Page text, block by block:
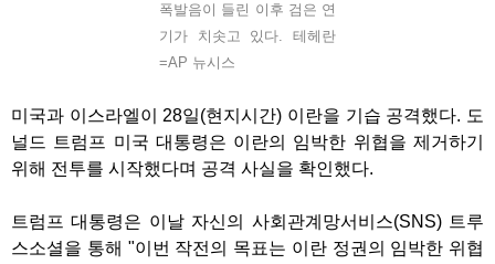
폭발음이 들린 이후 검은 연
기가 치솟고 있다. 테헤란
=AP 뉴시스
미국과 이스라엘이 28일(현지시간) 이란을 기습 공격했다. 도
널드 트럼프 미국 대통령은 이란의 임박한 위협을 제거하기
위해 전투를 시작했다며 공격 사실을 확인했다.
트럼프 대통령은 이날 자신의 사회관계망서비스(SNS) 트루
스소셜을 통해 "이번 작전의 목표는 이란 정권의 임박한 위협